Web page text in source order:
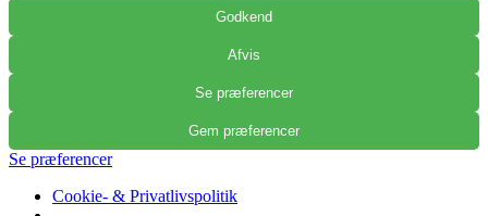
Godkend
Afvis
Se præferencer
Gem præferencer
Se præferencer
Cookie- & Privatlivspolitik